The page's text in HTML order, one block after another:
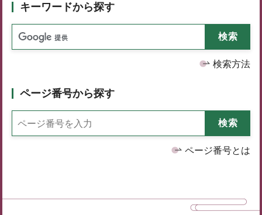
キーワードから探す
検索方法
ページ番号から探す
ページ番号とは